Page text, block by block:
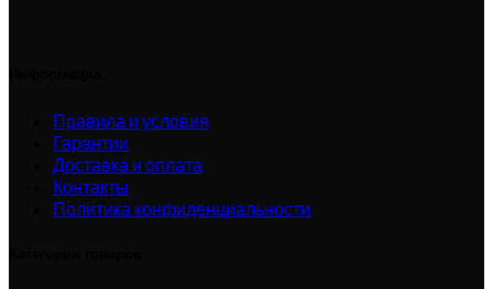
Правила и условия
Гарантии
Доставка и оплата
Контакты
Политика конфиденциальности